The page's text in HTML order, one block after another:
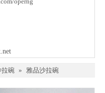
拉碗 » 雅品沙拉碗